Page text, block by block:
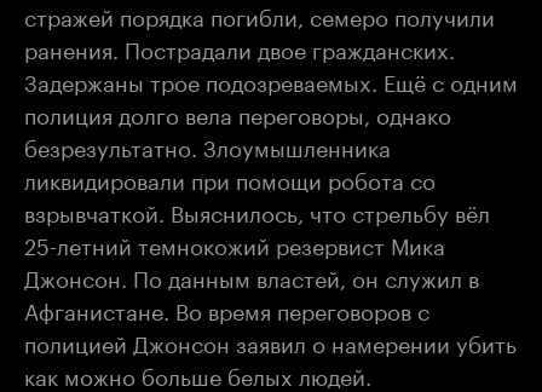
стражей порядка погибли, семеро получили
ранения. Пострадали двое гражданских.
Задержаны трое подозреваемых. Ещё с одним
полиция долго вела переговоры, однако
безрезультатно. Злоумышленника
ликвидировали при помощи робота со
взрывчаткой. Выяснилось, что стрельбу вёл
25-летний темнокожий резервист Мика
Джонсон. По данным властей, он служил в
Афганистане. Во время переговоров с
полицией Джонсон заявил о намерении убить
как можно больше белых людей.